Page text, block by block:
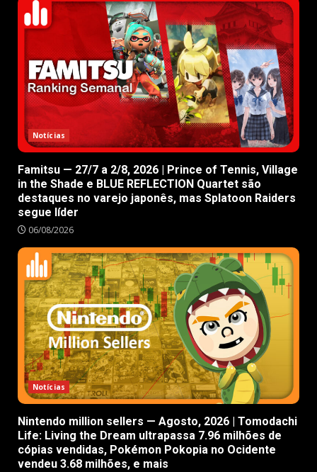
Notícias
Famitsu — 27/7 a 2/8, 2026 | Prince of Tennis, Village
in the Shade e BLUE REFLECTION Quartet são
destaques no varejo japonês, mas Splatoon Raiders
segue líder
06/08/2026
Notícias
Nintendo million sellers — Agosto, 2026 | Tomodachi
Life: Living the Dream ultrapassa 7.96 milhões de
cópias vendidas, Pokémon Pokopia no Ocidente
vendeu 3.68 milhões, e mais